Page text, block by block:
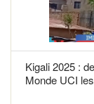
Kigali 2025 :
Monde UCI